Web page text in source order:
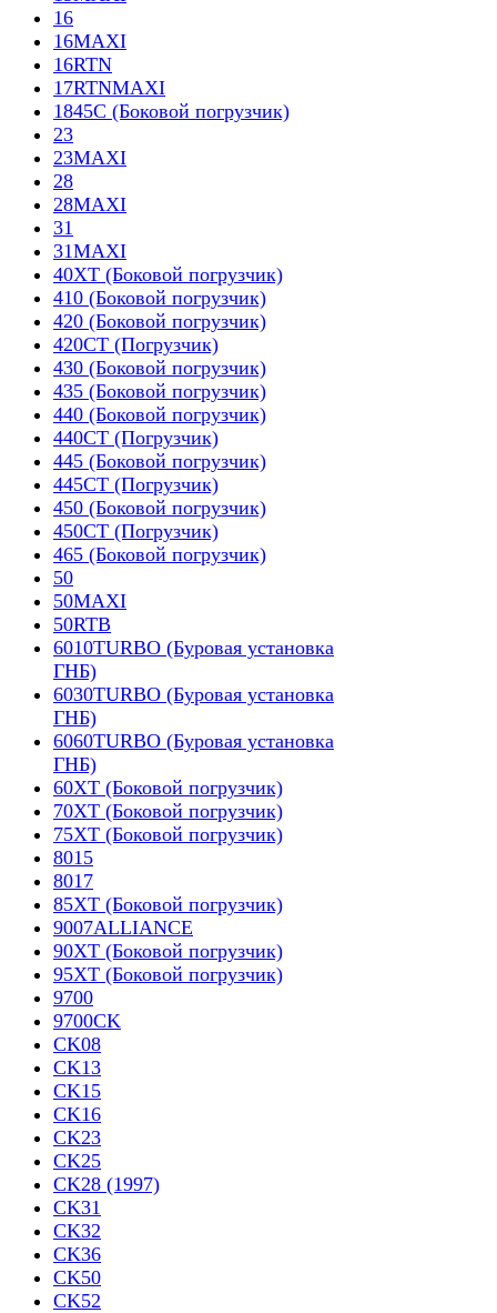
16
16MAXI
16RTN
17RTNMAXI
1845C (Боковой погрузчик)
23
23MAXI
28
28MAXI
31
31MAXI
40XT (Боковой погрузчик)
410 (Боковой погрузчик)
420 (Боковой погрузчик)
420CT (Погрузчик)
430 (Боковой погрузчик)
435 (Боковой погрузчик)
440 (Боковой погрузчик)
440CT (Погрузчик)
445 (Боковой погрузчик)
445CT (Погрузчик)
450 (Боковой погрузчик)
450CT (Погрузчик)
465 (Боковой погрузчик)
50
50MAXI
50RTB
6010TURBO (Буровая установка
ГНБ)
6030TURBO (Буровая установка
ГНБ)
6060TURBO (Буровая установка
ГНБ)
60XT (Боковой погрузчик)
70XT (Боковой погрузчик)
75XT (Боковой погрузчик)
8015
8017
85XT (Боковой погрузчик)
9007ALLIANCE
90XT (Боковой погрузчик)
95XT (Боковой погрузчик)
9700
9700CK
CK08
CK13
CK15
CK16
CK23
CK25
CK28 (1997)
CK31
CK32
CK36
CK50
CK52